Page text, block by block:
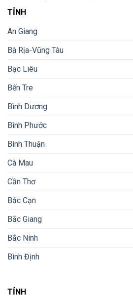
TỈNH
An Giang
Bà Rịa-Vũng Tàu
Bạc Liêu
Bến Tre
Bình Dương
Bình Phước
Bình Thuận
Cà Mau
Cần Thơ
Bắc Cạn
Bắc Giang
Bắc Ninh
Bình Định
TỈNH